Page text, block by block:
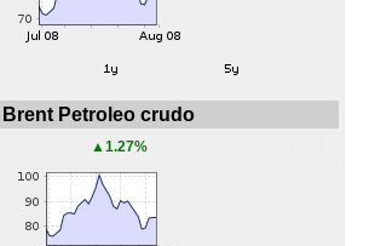
Brent Petroleo crudo
▲1.27%